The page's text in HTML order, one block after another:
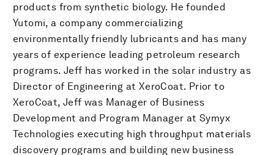
products from synthetic biology. He founded
Yutomi, a company commercializing
environmentally friendly lubricants and has many
years of experience leading petroleum research
programs. Jeff has worked in the solar industry as
Director of Engineering at XeroCoat. Prior to
XeroCoat, Jeff was Manager of Business
Development and Program Manager at Symyx
Technologies executing high throughput materials
discovery programs and building new business